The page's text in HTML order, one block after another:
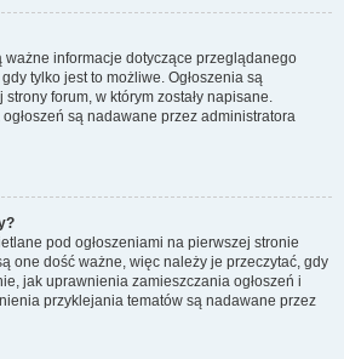
ważne informacje dotyczące przeglądanego
tylko jest to możliwe. Ogłoszenia są
forum, w którym zostały napisane.
są nadawane przez administratora
pod ogłoszeniami na pierwszej stronie
one dość ważne, więc należy je przeczytać, gdy
jak uprawnienia zamieszczania ogłoszeń i
przyklejania tematów są nadawane przez